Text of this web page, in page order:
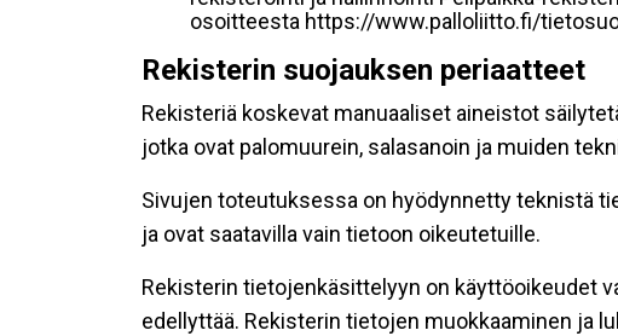
osoitteesta https://www.palloliitto.fi/
Rekisterin suojauksen periaatteet
Rekisteriä koskevat manuaaliset aineistot
jotka ovat palomuurein, salasanoin ja muiden
Sivujen toteutuksessa on hyödynnetty teknistä
ja ovat saatavilla vain tietoon oikeutetuille.
Rekisterin tietojenkäsittelyyn on käyttöoikeudet
edellyttää. Rekisterin tietojen muokkaaminen ja